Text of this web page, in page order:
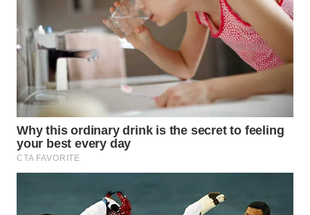
LIKUPANG
WN
LABUANBAJO
WN
BORNEO
Wahana